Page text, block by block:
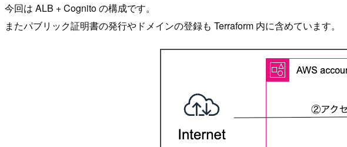
今回は ALB + Cognito の構成です。
またパブリック証明書の発行やドメインの登録も Terraform 内に含めています。